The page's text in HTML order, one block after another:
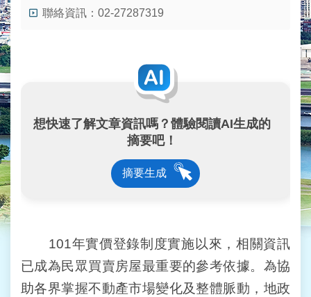
相
關
聯絡資訊：02-27287319
想快速了解文章資訊嗎？體驗閱讀AI生成的
摘要吧！
摘要生成
101年實價登錄制度實施以來，相關資訊
已成為民眾買賣房屋最重要的參考依據。為協
助各界掌握不動產市場變化及整體脈動，地政